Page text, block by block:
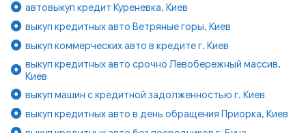
автовыкуп кредит Куреневка, Киев
выкуп кредитных авто Ветряные горы, Киев
выкуп коммерческих авто в кредите г. Киев
выкуп кредитных авто срочно Левобережный массив,
Киев
выкуп машин с кредитной задолженностью г. Киев
выкуп кредитных авто в день обращения Приорка, Киев